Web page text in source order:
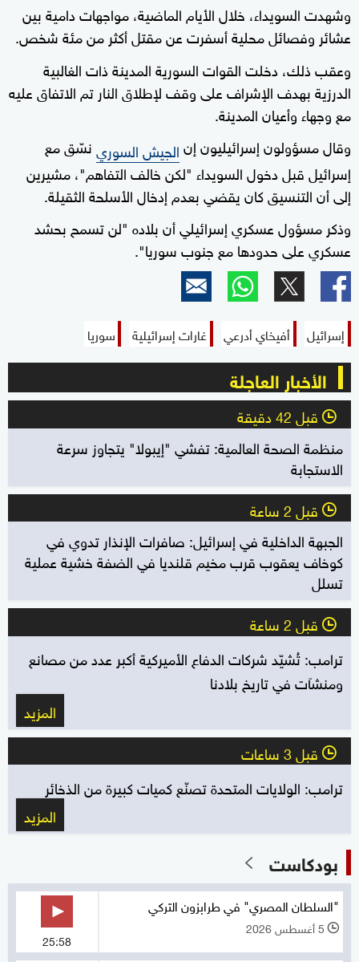
وشهدت السويداء، خلال الأيام الماضية، مواجهات دامية بين
عشائر وفصائل محلية أسفرت عن مقتل أكثر من مئة شخص.
وعقب ذلك، دخلت القوات السورية المدينة ذات الغالبية
الدرزية بهدف الإشراف على وقف لإطلاق النار تم الاتفاق عليه
مع وجهاء وأعيان المدينة.
وقال مسؤولون إسرائيليون إنالجيش السورينسّق مع
إسرائيل قبل دخول السويداء "لكن خالف التفاهم"، مشيرين
إلى أن التنسيق كان يقضي بعدم إدخال الأسلحة الثقيلة.
وذكر مسؤول عسكري إسرائيلي أن بلاده "لن تسمح بحشد
عسكري على حدودها مع جنوب سوريا".
إسرائيل أفيخاي أدرعي غارات إسرائيلية سوريا
الأخبار العاجلة
l قبل 42 دقيقة
منظمة الصحة العالمية: تفشي "إيبولا" يتجاوز سرعة
الاستجابة
l قبل 2 ساعة
الجبهة الداخلية في إسرائيل: صافرات الإنذار تدوي في
كوخاف يعقوب قرب مخيم قلنديا في الضفة خشية عملية
تسلل
l قبل 2 ساعة
ترامب: تُشيّد شركات الدفاع الأميركية أكبر عدد من مصانع
ومنشآت في تاريخ بلادنا
المزيد
l قبل 3 ساعات
ترامب: الولايات المتحدة تصنّع كميات كبيرة من الذخائر
المزيد
بودكاست
"السلطان المصري" في طرابزون التركي
l 5 أغسطس 2026
25:58